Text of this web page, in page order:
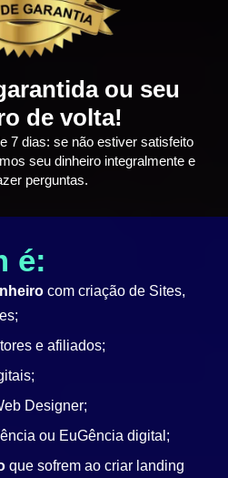
ou seu
de volta!
7 dias: se não estiver satisfeito
seu dinheiro integralmente e
perguntas.
é:
com criação de Sites,
e afiliados;
Designer;
ou EuGência digital;
que sofrem ao criar landing